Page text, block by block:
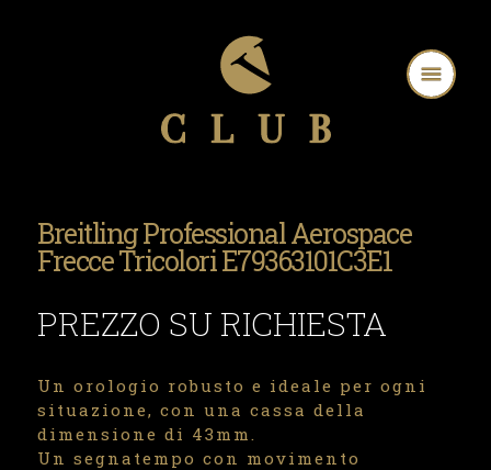
Breitling Professional Aerospace
Frecce Tricolori E79363101C3E1
PREZZO SU RICHIESTA
Un orologio robusto e ideale per ogni
situazione, con una cassa della
dimensione di 43mm.
Un segnatempo con movimento